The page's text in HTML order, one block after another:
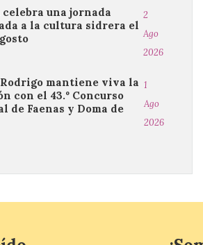
celebra una jornada
a la cultura sidrera el
2
Ago
2026
mantiene viva la
con el 43.º Concurso
de Faenas y Doma de
1
Ago
2026